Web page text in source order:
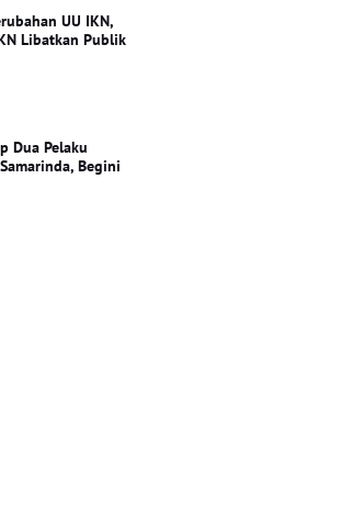
UU IKN,
Libatkan Publik
Dua Pelaku
Begini